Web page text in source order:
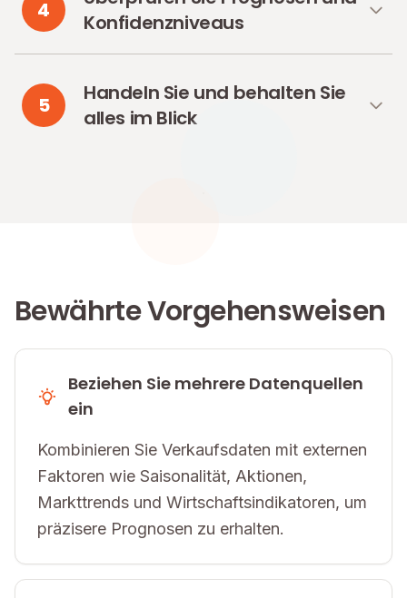
4
Konfidenzniveaus
5
Handeln Sie und behalten Sie
alles im Blick
Bewährte Vorgehensweisen
Beziehen Sie mehrere Datenquellen
ein
Kombinieren Sie Verkaufsdaten mit externen
Faktoren wie Saisonalität, Aktionen,
Markttrends und Wirtschaftsindikatoren, um
präzisere Prognosen zu erhalten.